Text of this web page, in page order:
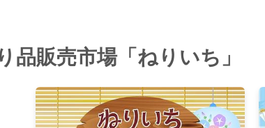
品販売市場「ねりいち」